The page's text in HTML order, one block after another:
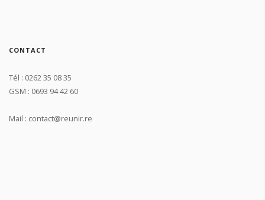
CONTACT
Tél : 0262 35 08 35
GSM : 0693 94 42 60
Mail : contact@reunir.re